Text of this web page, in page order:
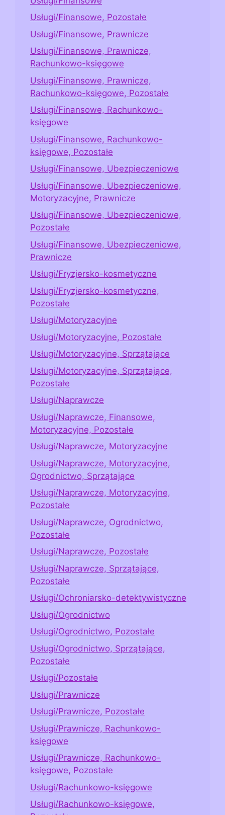
Usługi/Finansowe, Pozostałe
Usługi/Finansowe, Prawnicze
Usługi/Finansowe, Prawnicze,
Rachunkowo-księgowe
Usługi/Finansowe, Prawnicze,
Rachunkowo-księgowe, Pozostałe
Usługi/Finansowe, Rachunkowo-
księgowe
Usługi/Finansowe, Rachunkowo-
księgowe, Pozostałe
Usługi/Finansowe, Ubezpieczeniowe
Usługi/Finansowe, Ubezpieczeniowe,
Motoryzacyjne, Prawnicze
Usługi/Finansowe, Ubezpieczeniowe,
Pozostałe
Usługi/Finansowe, Ubezpieczeniowe,
Prawnicze
Usługi/Fryzjersko-kosmetyczne
Usługi/Fryzjersko-kosmetyczne,
Pozostałe
Usługi/Motoryzacyjne
Usługi/Motoryzacyjne, Pozostałe
Usługi/Motoryzacyjne, Sprzątające
Usługi/Motoryzacyjne, Sprzątające,
Pozostałe
Usługi/Naprawcze
Usługi/Naprawcze, Finansowe,
Motoryzacyjne, Pozostałe
Usługi/Naprawcze, Motoryzacyjne
Usługi/Naprawcze, Motoryzacyjne,
Ogrodnictwo, Sprzątające
Usługi/Naprawcze, Motoryzacyjne,
Pozostałe
Usługi/Naprawcze, Ogrodnictwo,
Pozostałe
Usługi/Naprawcze, Pozostałe
Usługi/Naprawcze, Sprzątające,
Pozostałe
Usługi/Ochroniarsko-detektywistyczne
Usługi/Ogrodnictwo
Usługi/Ogrodnictwo, Pozostałe
Usługi/Ogrodnictwo, Sprzątające,
Pozostałe
Usługi/Pozostałe
Usługi/Prawnicze
Usługi/Prawnicze, Pozostałe
Usługi/Prawnicze, Rachunkowo-
księgowe
Usługi/Prawnicze, Rachunkowo-
księgowe, Pozostałe
Usługi/Rachunkowo-księgowe
Usługi/Rachunkowo-księgowe,